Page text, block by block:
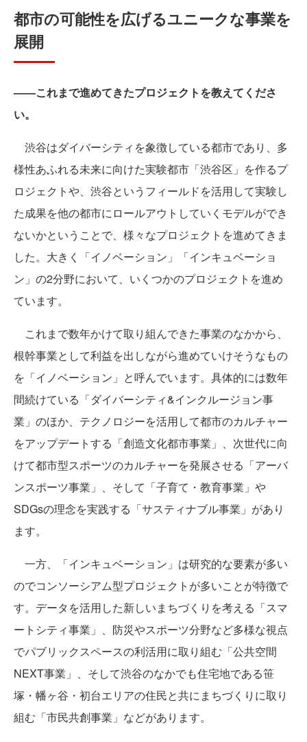
都市の可能性を広げるユニークな事業を
展開
——これまで進めてきたプロジェクトを教えてくださ
い。
渋谷はダイバーシティを象徴している都市であり、多
様性あふれる未来に向けた実験都市「渋谷区」を作るプ
ロジェクトや、渋谷というフィールドを活用して実験し
た成果を他の都市にロールアウトしていくモデルができ
ないかということで、様々なプロジェクトを進めてきま
した。大きく「イノベーション」「インキュベーショ
ン」の2分野において、いくつかのプロジェクトを進め
ています。
これまで数年かけて取り組んできた事業のなかから、
根幹事業として利益を出しながら進めていけそうなもの
を「イノベーション」と呼んでいます。具体的には数年
間続けている「ダイバーシティ&インクルージョン事
業」のほか、テクノロジーを活用して都市のカルチャー
をアップデートする「創造文化都市事業」、次世代に向
けて都市型スポーツのカルチャーを発展させる「アーバ
ンスポーツ事業」、そして「子育て・教育事業」や
SDGsの理念を実践する「サスティナブル事業」があり
ます。
一方、「インキュベーション」は研究的な要素が多い
のでコンソーシアム型プロジェクトが多いことが特徴で
す。データを活用した新しいまちづくりを考える「スマ
ートシティ事業」、防災やスポーツ分野など多様な視点
でパブリックスペースの利活用に取り組む「公共空間
NEXT事業」、そして渋谷のなかでも住宅地である笹
塚・幡ヶ谷・初台エリアの住民と共にまちづくりに取り
組む「市民共創事業」などがあります。